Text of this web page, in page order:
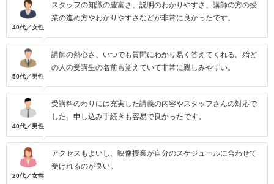
40代／女性
スタッフの知識の豊富さ、説明のわかりやすさ、講師の方の授
業の進め方やわかりやすさなどが非常に良かったです。
50代／男性
講師の熱心さ、いつでも質問にわかり易く答えてくれる。殆ど
の人の受講生の名前も覚えていて非常に親しみやすい。
40代／男性
受講料のわりには充実した講義の内容やスタッフさんの対応で
した。申し込み手続きも容易で良かったです。
20代／女性
アクセスもよいし、映像授業が自分のスケジュールに合わせて
受けれるのが良い。